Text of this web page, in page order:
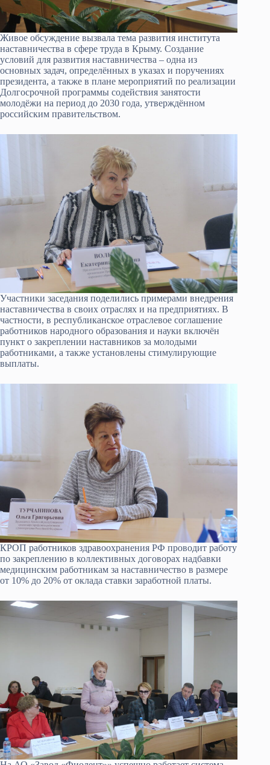
Живое обсуждение вызвала тема развития института
наставничества в сфере труда в Крыму. Создание
условий для развития наставничества – одна из
основных задач, определённых в указах и поручениях
президента, а также в плане мероприятий по реализации
Долгосрочной программы содействия занятости
молодёжи на период до 2030 года, утверждённом
российским правительством.
Участники заседания поделились примерами внедрения
наставничества в своих отраслях и на предприятиях. В
частности, в республиканское отраслевое соглашение
работников народного образования и науки включён
пункт о закреплении наставников за молодыми
работниками, а также установлены стимулирующие
выплаты.
КРОП работников здравоохранения РФ проводит работу
по закреплению в коллективных договорах надбавки
медицинским работникам за наставничество в размере
от 10% до 20% от оклада ставки заработной платы.